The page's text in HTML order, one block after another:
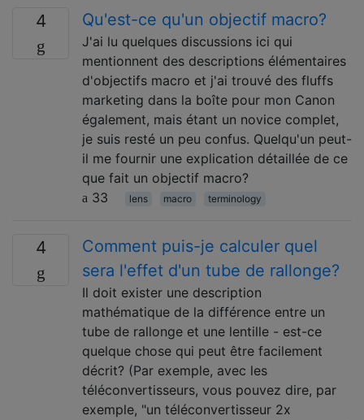
4 Qu'est-ce qu'un objectif macro?
J'ai lu quelques discussions ici qui
mentionnent des descriptions élémentaires
d'objectifs macro et j'ai trouvé des fluffs
marketing dans la boîte pour mon Canon
également, mais étant un novice complet,
je suis resté un peu confus. Quelqu'un peut-
il me fournir une explication détaillée de ce
que fait un objectif macro?
33
lens macro terminology
4
Comment puis-je calculer quel
sera l'effet d'un tube de rallonge?
Il doit exister une description
mathématique de la différence entre un
tube de rallonge et une lentille - est-ce
quelque chose qui peut être facilement
décrit? (Par exemple, avec les
téléconvertisseurs, vous pouvez dire, par
exemple, "un téléconvertisseur 2x